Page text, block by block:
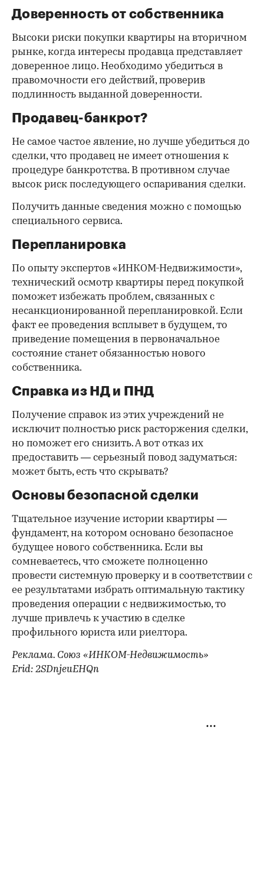
Доверенность от собственника
Высоки риски покупки квартиры на вторичном
рынке, когда интересы продавца представляет
доверенное лицо. Необходимо убедиться в
правомочности его действий, проверив
подлинность выданной доверенности.
Продавец-банкрот?
Не самое частое явление, но лучше убедиться до
сделки, что продавец не имеет отношения к
процедуре банкротства. В противном случае
высок риск последующего оспаривания сделки.
Получить данные сведения можно с помощью
специального сервиса.
Перепланировка
По опыту экспертов «ИНКОМ-Недвижимости»,
технический осмотр квартиры перед покупкой
поможет избежать проблем, связанных с
несанкционированной перепланировкой. Если
факт ее проведения всплывет в будущем, то
приведение помещения в первоначальное
состояние станет обязанностью нового
собственника.
Справка из НД и ПНД
Получение справок из этих учреждений не
исключит полностью риск расторжения сделки,
но поможет его снизить. А вот отказ их
предоставить — серьезный повод задуматься:
может быть, есть что скрывать?
Основы безопасной сделки
Тщательное изучение истории квартиры —
фундамент, на котором основано безопасное
будущее нового собственника. Если вы
сомневаетесь, что сможете полноценно
провести системную проверку и в соответствии с
ее результатами избрать оптимальную тактику
проведения операции с недвижимостью, то
лучше привлечь к участию в сделке
профильного юриста или риелтора.
Реклама. Союз «ИНКОМ-Недвижимость»
Erid: 2SDnjeuEHQn